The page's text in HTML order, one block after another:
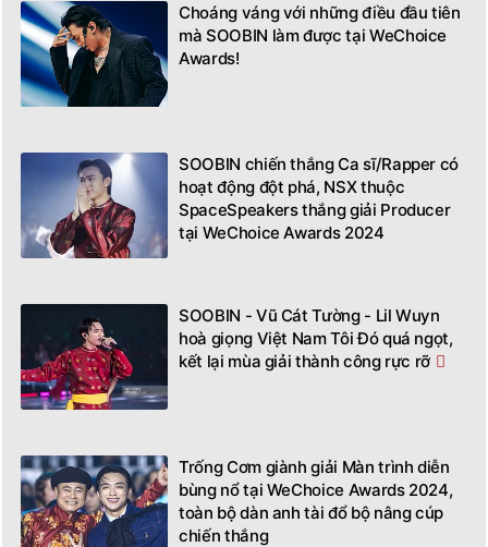
Choáng váng với những điều đầu tiên
mà SOOBIN làm được tại WeChoice
Awards!
SOOBIN chiến thắng Ca sĩ/Rapper có
hoạt động đột phá, NSX thuộc
SpaceSpeakers thắng giải Producer
tại WeChoice Awards 2024
SOOBIN - Vũ Cát Tường - Lil Wuyn
hoà giọng Việt Nam Tôi Đó quá ngọt,
kết lại mùa giải thành công rực rỡ
Trống Cơm giành giải Màn trình diễn
bùng nổ tại WeChoice Awards 2024,
toàn bộ dàn anh tài đổ bộ nâng cúp
chiến thắng